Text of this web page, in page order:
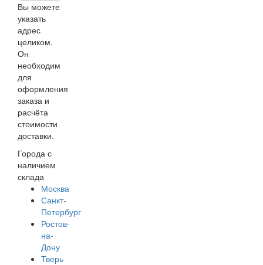
Вы можете
указать
адрес
целиком.
Он
необходим
для
оформления
заказа и
расчёта
стоимости
доставки.
Города с
наличием
склада
Москва
Санкт-
Петербург
Ростов-
на-
Дону
Тверь